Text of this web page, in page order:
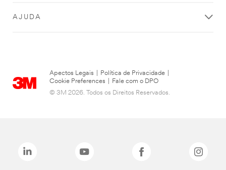
AJUDA
Apectos Legais Política de Privacidade
Cookie Preferences
Fale com o DPO
© 3M 2026. Todos os Direitos Reservados.